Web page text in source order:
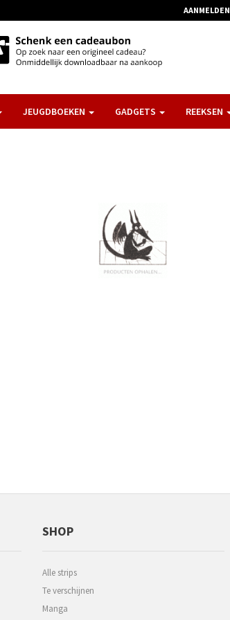
AANMELDEN
JEUGDBOEKEN GADGETS REEKSEN
SHOP
Alle strips
Te verschijnen
Manga